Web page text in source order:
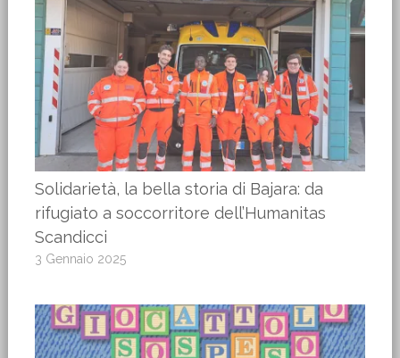
Solidarietà, la bella storia di Bajara: da
rifugiato a soccorritore dell’Humanitas
Scandicci
3 Gennaio 2025